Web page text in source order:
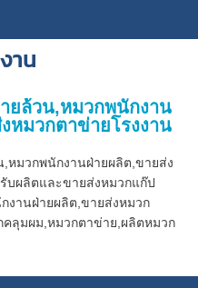
าน
ยล้วน,หมวกพนักงาน
หมวกตาข่ายโรงงาน
หมวกพนักงานฝ่ายผลิต,ขายส่ง
บผลิตและขายส่งหมวกแก๊ป
งานฝ่ายผลิต,ขายส่งหมวก
คลุมผม,หมวกตาข่าย,ผลิตหมวก